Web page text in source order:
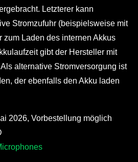
Letzterer kann
Stromzufuhr (beispielsweise mit
zum Laden des internen Akkus
gibt der Hersteller mit
alternative Stromversorgung ist
der ebenfalls den Akku laden
2026, Vorbestellung möglich